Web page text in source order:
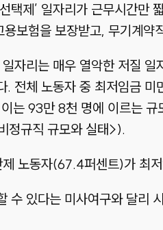
택제’ 일자리가 근무시간만
보험을 보장받고, 무기계약
자리는 매우 열악한 저질
. 전체 노동자 중 최저임금
는 93만 8천 명에 이르는
정규직 규모와 실태>).
노동자(67.4퍼센트)가 최
수 있다는 미사여구와 달리